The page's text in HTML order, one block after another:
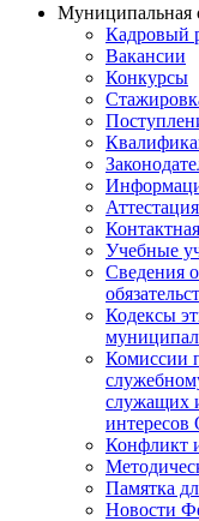
Муниципальная
Кадровый
Вакансии
Конкурсы
Учебные
Сведения
Кодексы
Комиссии
служащих
Конфликт
Памятка
Новости